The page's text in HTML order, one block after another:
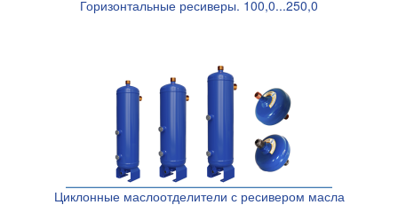
Горизонтальные ресиверы. 100,0...250,0
Циклонные маслоотделители с ресивером масла